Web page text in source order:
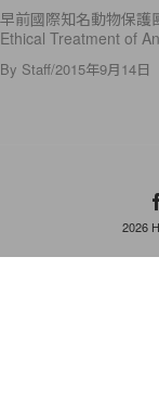
早前國際知名動物保護
Ethical Treatment of
By Staff/2015年9月14日
2026